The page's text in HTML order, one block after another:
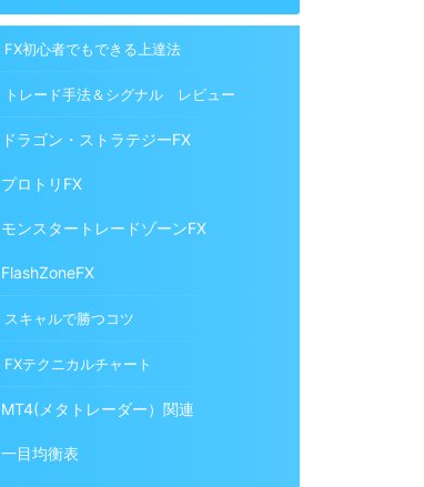
FX初心者でもできる上達法
トレード手法＆シグナル レビュー
ドラゴン・ストラテジーFX
プロトリFX
モンスタートレードゾーンFX
FlashZoneFX
スキャルで勝つコツ
FXテクニカルチャート
MT4(メタトレーダー）関連
一目均衡表